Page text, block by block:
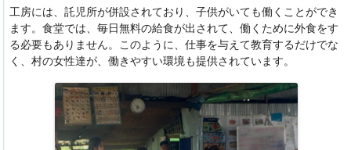
工房には、託児所が併設されており、子供がいても働くことができ
ます。食堂では、毎日無料の給食が出されて、働くために外食をす
る必要もありません。このように、仕事を与えて教育するだけでな
く、村の女性達が、働きやすい環境も提供されています。